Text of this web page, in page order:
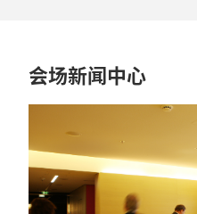
会场新闻中心